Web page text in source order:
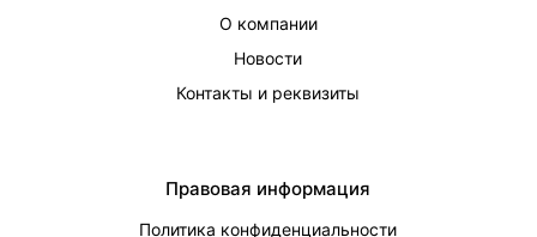
О компании
Новости
Контакты и реквизиты
Правовая информация
Политика конфиденциальности